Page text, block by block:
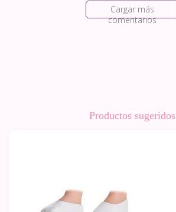
Cargar más
comentarios
Productos sugeridos